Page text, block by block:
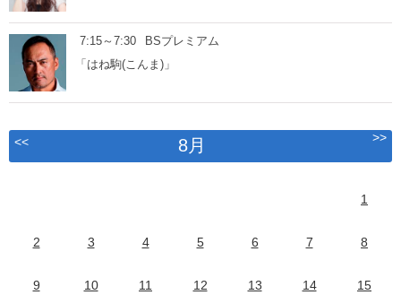
7:15～7:30
BSプレミアム
「はね駒(こんま)」
<< 8月 >>
1
2 3 4 5 6 7 8
9 10 11 12 13 14 15